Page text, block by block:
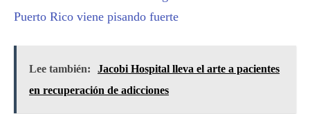
Puerto Rico viene pisando fuerte
Lee también:
Jacobi Hospital lleva el arte a pacientes
en recuperación de adicciones